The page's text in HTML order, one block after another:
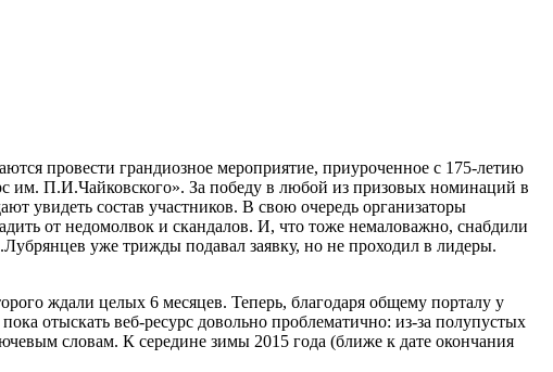
провести грандиозное мероприятие, приуроченное с 175-летию
им. П.И.Чайковского». За победу в любой из призовых номинаций в
увидеть состав участников. В свою очередь организаторы
от недомолвок и скандалов. И, что тоже немаловажно, снабдили
уже трижды подавал заявку, но не проходил в лидеры.
ждали целых 6 месяцев. Теперь, благодаря общему порталу у
отыскать веб-ресурс довольно проблематично: из-за полупустых
словам. К середине зимы 2015 года (ближе к дате окончания